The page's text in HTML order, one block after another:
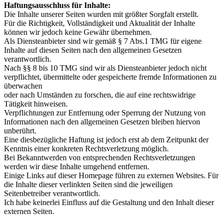
Haftungsausschluss für Inhalte:
Die Inhalte unserer Seiten wurden mit größter Sorgfalt erstellt.
Für die Richtigkeit, Vollständigkeit und Aktualität der Inhalte
können wir jedoch keine Gewähr übernehmen.
Als Diensteanbieter sind wir gemäß § 7 Abs.1 TMG für eigene
Inhalte auf diesen Seiten nach den allgemeinen Gesetzen
verantwortlich.
Nach §§ 8 bis 10 TMG sind wir als Diensteanbieter jedoch nicht
verpflichtet, übermittelte oder gespeicherte fremde Informationen zu
überwachen
oder nach Umständen zu forschen, die auf eine rechtswidrige
Tätigkeit hinweisen.
Verpflichtungen zur Entfernung oder Sperrung der Nutzung von
Informationen nach den allgemeinen Gesetzen bleiben hiervon
unberührt.
Eine diesbezügliche Haftung ist jedoch erst ab dem Zeitpunkt der
Kenntnis einer konkreten Rechtsverletzung möglich.
Bei Bekanntwerden von entsprechenden Rechtsverletzungen
werden wir diese Inhalte umgehend entfernen.
Einige Links auf dieser Homepage führen zu externen Websites. Für
die Inhalte dieser verlinkten Seiten sind die jeweiligen
Seitenbetreiber verantwortlich.
Ich habe keinerlei Einfluss auf die Gestaltung und den Inhalt dieser
externen Seiten.